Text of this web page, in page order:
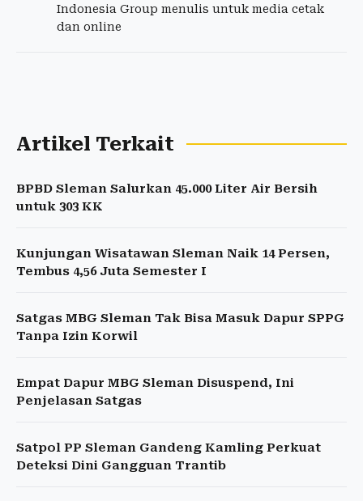
Indonesia Group menulis untuk media cetak
dan online
Artikel Terkait
BPBD Sleman Salurkan 45.000 Liter Air Bersih
untuk 303 KK
Kunjungan Wisatawan Sleman Naik 14 Persen,
Tembus 4,56 Juta Semester I
Satgas MBG Sleman Tak Bisa Masuk Dapur SPPG
Tanpa Izin Korwil
Empat Dapur MBG Sleman Disuspend, Ini
Penjelasan Satgas
Satpol PP Sleman Gandeng Kamling Perkuat
Deteksi Dini Gangguan Trantib